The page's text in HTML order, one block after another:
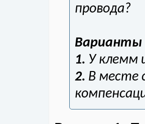
провода?
1. У клемм
2. В месте